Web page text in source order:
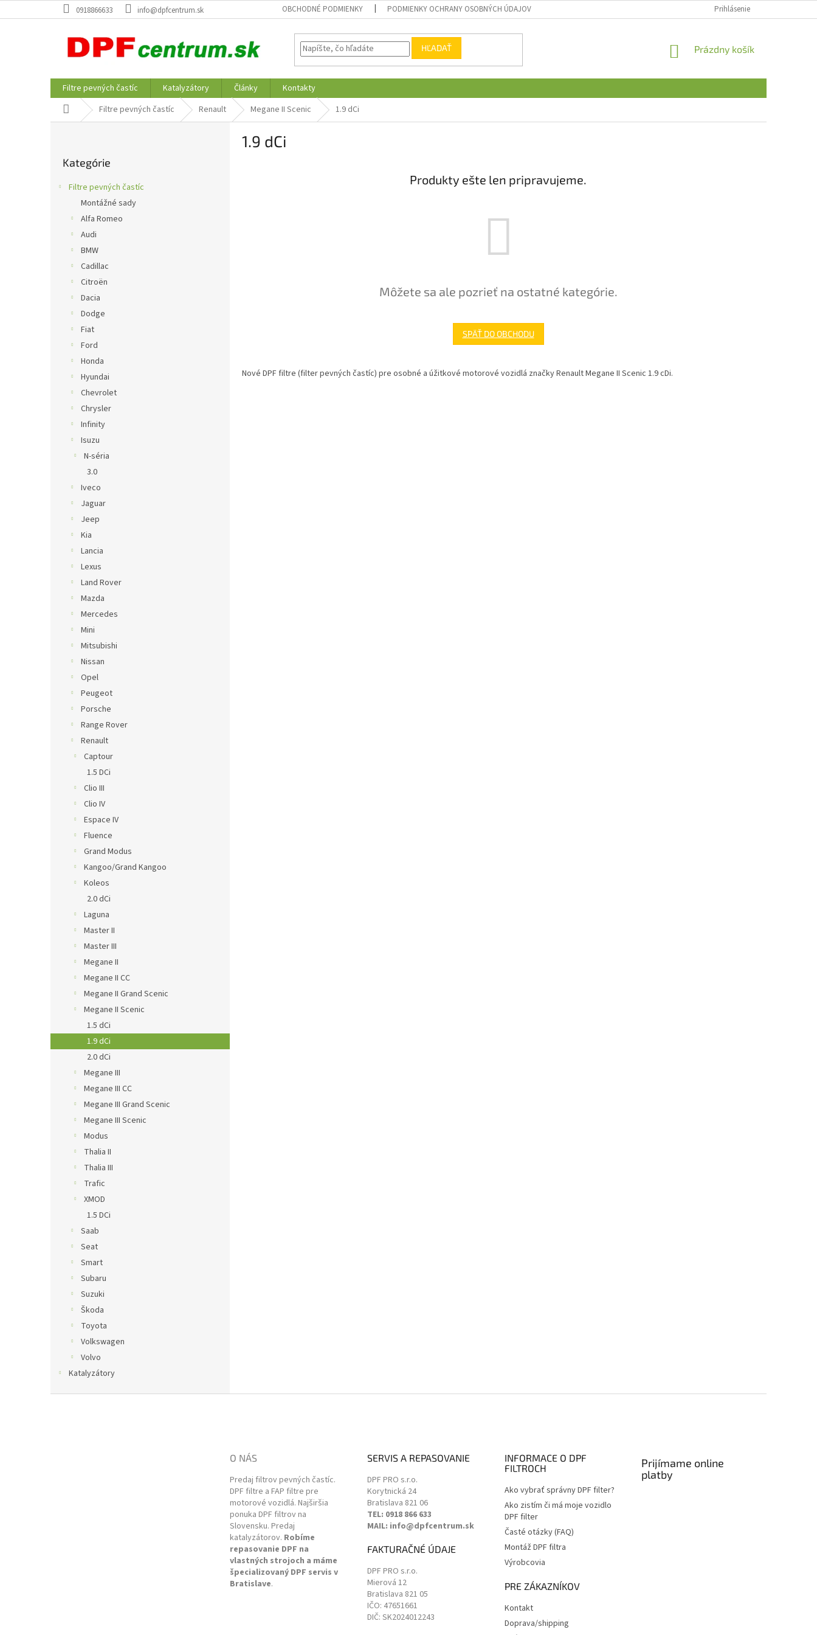
na
0918866633 info@dpfcentrum.sk OBCHODNÉ PODMIENKY PODMIENKY OCHRANY OSOBNÝCH ÚDAJOV Prihlásenie
HĽADAŤ
NÁKUPNÝ
Prázdny košík
Filtre pevných častíc Katalyzátory Články
Kontakty
DomovFiltre pevných častíc Renault Megane II Scenic 1.9 dCi
kategórie
Kategórie
Filtre pevných častíc
Montážné sady
Alfa Romeo
Audi
BMW
Cadillac
Citroën
Dacia
Dodge
Fiat
Ford
Honda
Hyundai
Chevrolet
Chrysler
Infinity
Isuzu
N-séria
3.0
Iveco
Jaguar
Jeep
Kia
Lancia
Lexus
Land Rover
Mazda
Mercedes
Mini
Mitsubishi
Nissan
Opel
Peugeot
Porsche
Range Rover
Renault
Captour
1.5 DCi
Clio III
Clio IV
Espace IV
Fluence
Grand Modus
Kangoo/Grand Kangoo
Koleos
2.0 dCi
Laguna
Master II
Master III
Megane II
Megane II CC
Megane II Grand Scenic
Megane II Scenic
1.5 dCi
1.9 dCi
2.0 dCi
Megane III
Megane III CC
Megane III Grand Scenic
Megane III Scenic
Modus
Thalia II
Thalia III
Trafic
XMOD
1.5 DCi
Saab
Seat
Smart
Subaru
Suzuki
Škoda
Toyota
Volkswagen
Volvo
Katalyzátory
1.9 dCi
Produkty ešte len pripravujeme.
Môžete sa ale pozrieť na ostatné kategórie.
SPÄŤ DO OBCHODU
Nové DPF filtre (filter pevných častíc) pre osobné a úžitkové motorové vozidlá značky Renault Megane II Scenic 1.9 cDi.
O NÁS
Predaj filtrov pevných častíc.
DPF filtre a FAP filtre pre
motorové vozidlá. Najširšia
ponuka DPF filtrov na
Slovensku. Predaj
katalyzátorov. Robíme
repasovanie DPF na
vlastných strojoch a máme
špecializovaný DPF servis v
Bratislave.
SERVIS A REPASOVANIE
DPF PRO s.r.o.
Korytnická 24
Bratislava 821 06
TEL: 0918 866 633
MAIL: info@dpfcentrum.sk
FAKTURAČNÉ ÚDAJE
DPF PRO s.r.o.
Mierová 12
Bratislava 821 05
IČO: 47651661
DIČ: SK2024012243
INFORMACE O DPF
FILTROCH
Ako vybrať správny DPF filter?
Ako zistím či má moje vozidlo
DPF filter
Časté otázky (FAQ)
Montáž DPF filtra
Výrobcovia
PRE ZÁKAZNÍKOV
Kontakt
Doprava/shipping
Prijímame online
platby